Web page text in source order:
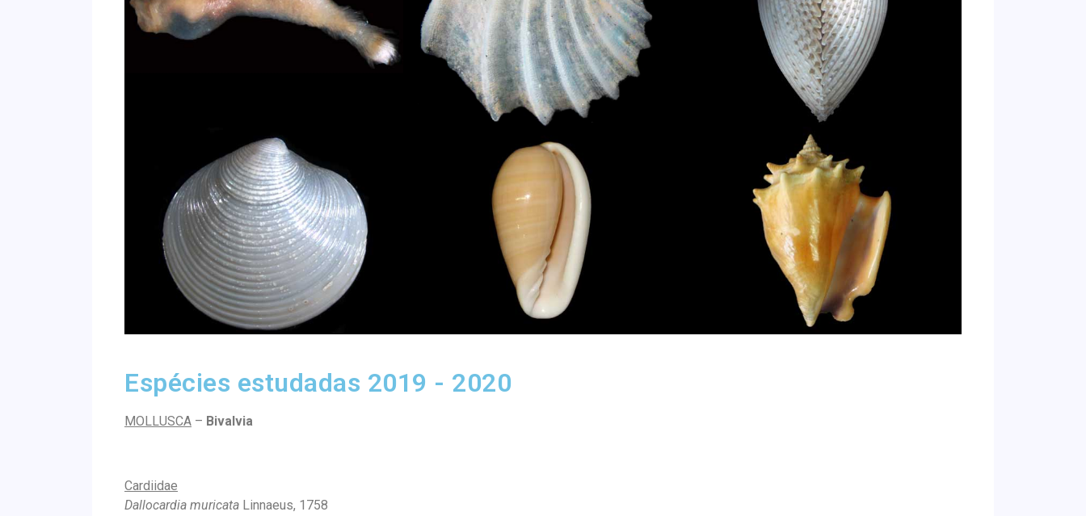
Espécies estudadas 2019 - 2020
MOLLUSCA – Bivalvia
Cardiidae
Dallocardia muricata Linnaeus, 1758